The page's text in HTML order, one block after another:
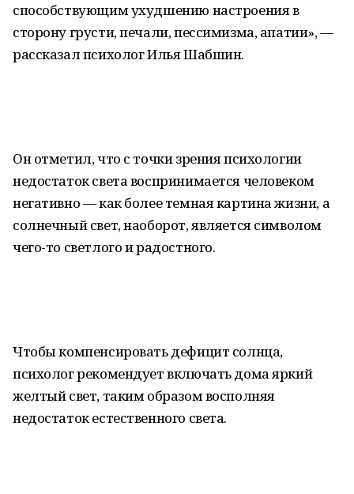
способствующим ухудшению настроения в
сторону грусти, печали, пессимизма, апатии», —
рассказал психолог Илья Шабшин.
Он отметил, что с точки зрения психологии
недостаток света воспринимается человеком
негативно — как более темная картина жизни, а
солнечный свет, наоборот, является символом
чего-то светлого и радостного.
Чтобы компенсировать дефицит солнца,
психолог рекомендует включать дома яркий
желтый свет, таким образом восполняя
недостаток естественного света.